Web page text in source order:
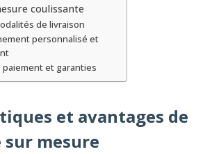
coulissante
de livraison
personnalisé et
paiement et garanties
et avantages de
mesure